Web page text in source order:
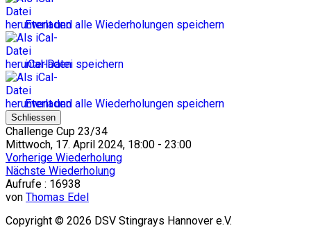
Event und alle Wiederholungen speichern
iCal-Datei speichern
Event und alle Wiederholungen speichern
Schliessen
Challenge Cup 23/34
Mittwoch, 17. April 2024, 18:00 - 23:00
Vorherige Wiederholung
Nächste Wiederholung
Aufrufe : 16938
von Thomas Edel
Copyright © 2026 DSV Stingrays Hannover e.V.